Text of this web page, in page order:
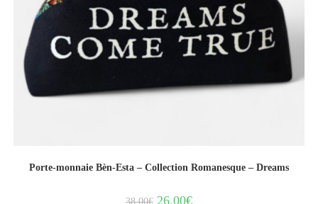
Porte-monnaie Bèn-Esta – Collection Romanesque – Dreams
38.00€ 26.00€